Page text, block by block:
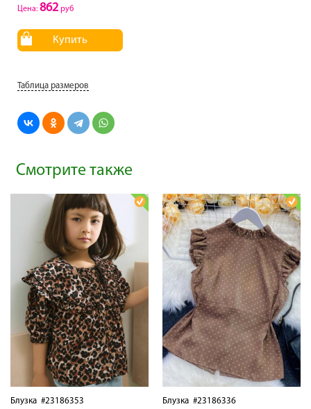
Цена: 862 руб
Купить
Таблица размеров
Смотрите также
Блузка #23186353 Блузка #23186336